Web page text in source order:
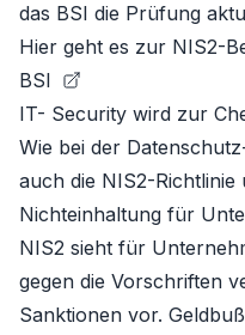
das BSI die Prüfung
Hier geht es zur NIS2-
BSI
IT- Security wird zur
Wie bei der
auch die NIS2-
Nichteinhaltung für
NIS2 sieht für
gegen die Vorschriften
Sanktionen vor.